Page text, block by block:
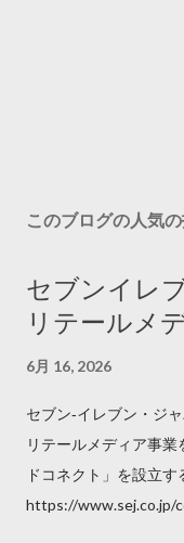
このブログの人気
セブンイレ
リテールメ
6月 16, 2026
セブン‐イレブン・ジ
リテールメディア事
ドコネクト」を設立す
https://www.sej.co.jp/